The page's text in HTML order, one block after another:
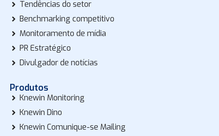
Tendências do setor
Benchmarking competitivo
Monitoramento de mídia
PR Estratégico
Divulgador de notícias
Produtos
Knewin Monitoring
Knewin Dino
Knewin Comunique-se Mailing